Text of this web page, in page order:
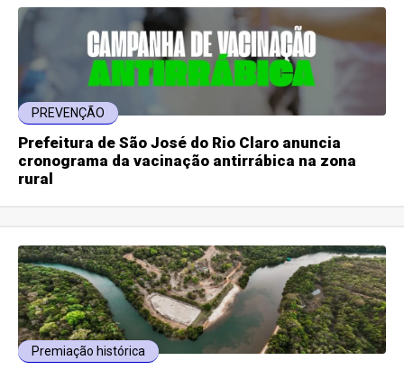
PREVENÇÃO
Prefeitura de São José do Rio Claro anuncia
cronograma da vacinação antirrábica na zona
rural
Premiação histórica